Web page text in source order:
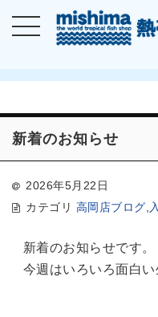
新着のお知らせ
2026年5月22日
カテゴリ 高岡店ブログ
新着のお知らせです。
今週はいろいろ面白い